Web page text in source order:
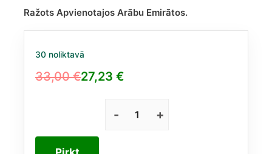
Ražots Apvienotajos Arābu Emirātos.
30 noliktavā
33,00€
Original
33,00 €.
27,23 €
Current
27,23 €.
Lattafa